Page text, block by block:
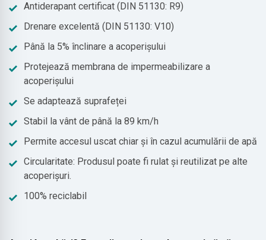
Antiderapant certificat (DIN 51130: R9)
Drenare excelentă (DIN 51130: V10)
Până la 5% înclinare a acoperișului
Protejează membrana de impermeabilizare a
acoperișului
Se adaptează suprafeței
Stabil la vânt de până la 89 km/h
Permite accesul uscat chiar și în cazul acumulării de apă
Circularitate: Produsul poate fi rulat și reutilizat pe alte
acoperișuri.
100% reciclabil